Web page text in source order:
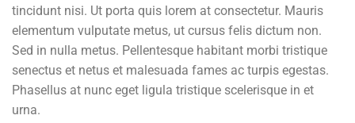
tincidunt nisi. Ut porta quis lorem at consectetur. Mauris
elementum vulputate metus, ut cursus felis dictum non.
Sed in nulla metus. Pellentesque habitant morbi tristique
senectus et netus et malesuada fames ac turpis egestas.
Phasellus at nunc eget ligula tristique scelerisque in et
urna.